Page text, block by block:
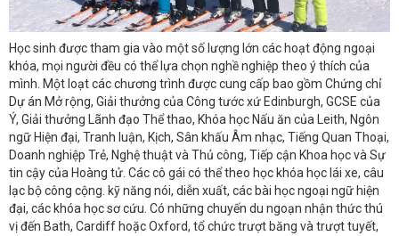
Học sinh được tham gia vào một số lượng lớn các hoạt động ngoại
khóa, mọi người đều có thể lựa chọn nghề nghiệp theo ý thích của
mình. Một loạt các chương trình được cung cấp bao gồm Chứng chỉ
Dự án Mở rộng, Giải thưởng của Công tước xứ Edinburgh, GCSE của
Ý, Giải thưởng Lãnh đạo Thể thao, Khóa học Nấu ăn của Leith, Ngôn
ngữ Hiện đại, Tranh luận, Kịch, Sân khấu Âm nhạc, Tiếng Quan Thoại,
Doanh nghiệp Trẻ, Nghệ thuật và Thủ công, Tiếp cận Khoa học và Sự
tin cậy của Hoàng tử. Các cô gái có thể theo học khóa học lái xe, câu
lạc bộ công cộng. kỹ năng nói, diễn xuất, các bài học ngoại ngữ hiện
đại, các khóa học sơ cứu. Có những chuyến du ngoạn nhận thức thú
vị đến Bath, Cardiff hoặc Oxford, tổ chức trượt băng và trượt tuyết,